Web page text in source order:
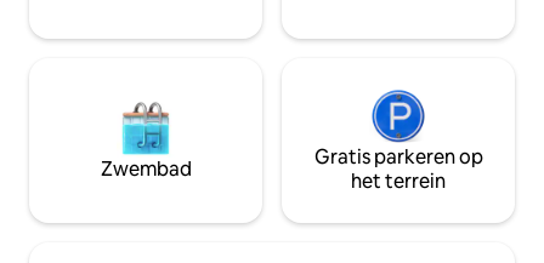
Zwembad
Gratis parkeren op
het terrein